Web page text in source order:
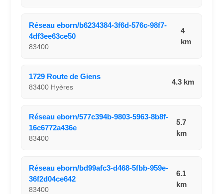
Réseau eborn/b6234384-3f6d-576c-98f7-
4df3ee63ce50
83400
4
km
1729 Route de Giens
83400 Hyères
4.3 km
Réseau eborn/577c394b-9803-5963-8b8f-
16c6772a436e
83400
5.7
km
Réseau eborn/bd99afc3-d468-5fbb-959e-
36f2d04ce642
83400
6.1
km